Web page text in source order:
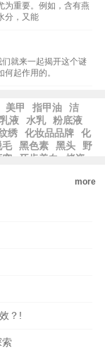
为重要。例如，含有燕
分，又能
就来一起揭开这个谜
起作用的。
美甲 指甲油
洁
乳液 水乳
粉底液
绣 化妆品品牌
化
毛 黑色素 黑头
野
窝 牙齿美白
烤瓷
more
？!
索